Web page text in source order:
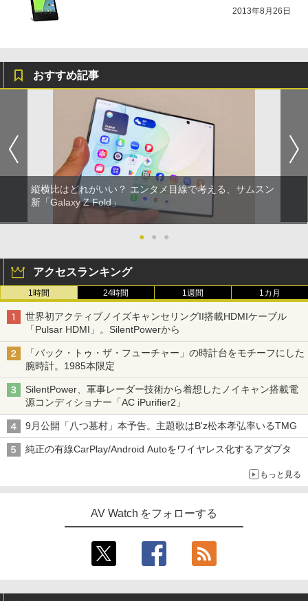
2013年8月26日
おすすめ記事
縦横比はどれがいい？ エンタメ目線で考える、サムスン
新「Galaxy Z Fold」
● ● ●
アクセスランキング
1時間 24時間 1週間 1カ月
世界初アクティブノイズキャンセリングII搭載HDMIケーブル
「Pulsar HDMI」。SilentPowerから
「バック・トゥ・ザ・フューチャー」の時計台をモチーフにした
腕時計。1985本限定
SilentPower、軍事レーダー技術から着想したノイキャン搭載電
源コンディショナー「AC iPurifier2」
9月公開「八つ墓村」本予告。主題歌はB'z松本孝弘率いるTMG
純正の有線CarPlay/Android Autoをワイヤレス化するアダプタ
もっと見る
AV Watch をフォローする